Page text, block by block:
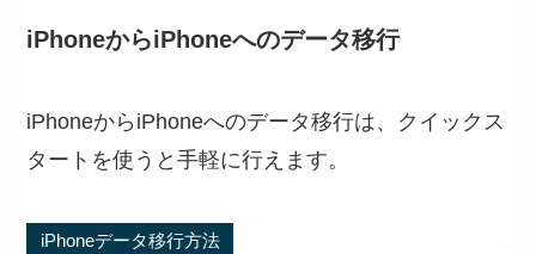
iPhoneからiPhoneへのデータ移行
iPhoneからiPhoneへのデータ移行は、クイックス
タートを使うと手軽に行えます。
iPhoneデータ移行方法